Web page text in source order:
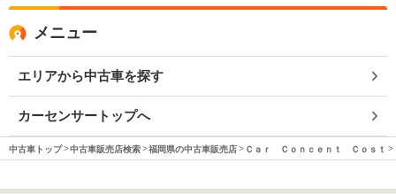
メニュー
エリアから中古車を探す
カーセンサートップへ
中古車トップ 中古車販売店検索 福岡県の中古車販売店 Ｃａｒ Ｃｏｎｃｅｎｔ Ｃｏｓｔ